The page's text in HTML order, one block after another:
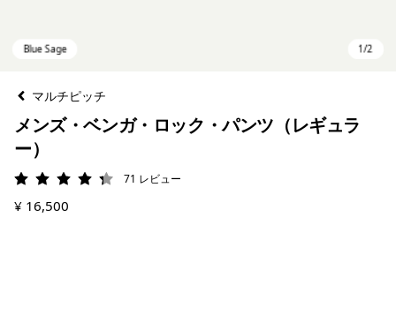
マルチピッチ
メンズ・ベンガ・ロック・パンツ（レギュラ
ー）
評価: 4.3 / 5
71 レビュー
¥ 16,500